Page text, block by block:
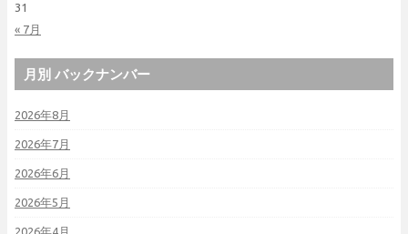
« 7月
31
月別 バックナンバー
2026年8月
2026年7月
2026年6月
2026年5月
2026年4月